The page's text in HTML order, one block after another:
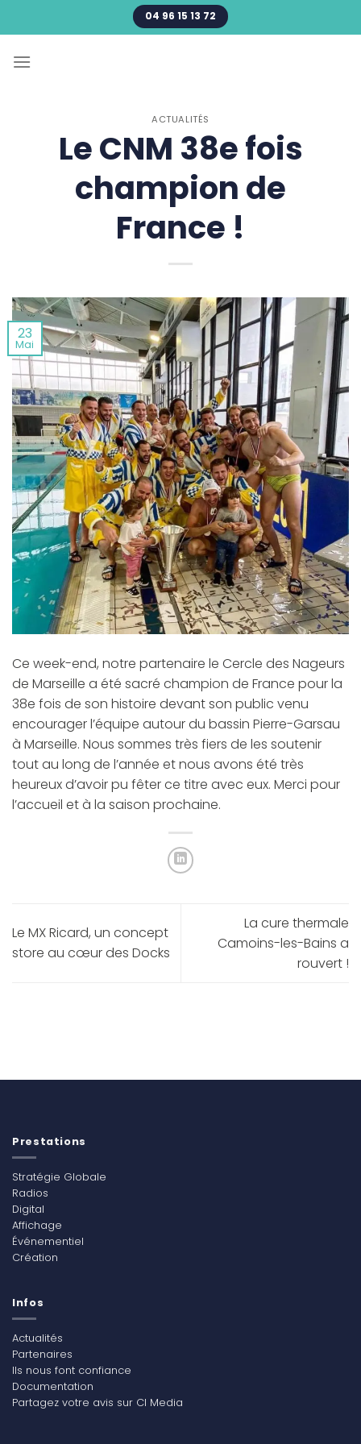
au
04 96 15 13 72
ACTUALITÉS
Le CNM 38e fois
champion de
France !
23
Mai
Ce week-end, notre partenaire le Cercle des Nageurs
de Marseille a été sacré champion de France pour la
38e fois de son histoire devant son public venu
encourager l’équipe autour du bassin Pierre-Garsau
à Marseille. Nous sommes très fiers de les soutenir
tout au long de l’année et nous avons été très
heureux d’avoir pu fêter ce titre avec eux. Merci pour
l’accueil et à la saison prochaine.
Le MX Ricard, un concept
store au cœur des Docks
La cure thermale
Camoins-les-Bains a
rouvert !
Prestations
Stratégie Globale
Radios
Digital
Affichage
Événementiel
Création
Infos
Actualités
Partenaires
Ils nous font confiance
Documentation
Partagez votre avis sur CI Media